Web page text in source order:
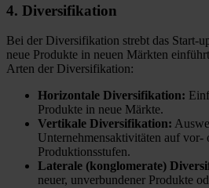
4. Diversifikation
Bei der Diversifikation strebt das Start-
neue Produkte in neuen Märkten
Arten der Diversifikation:
Horizontale Diversifikation:
Produkte in neue Märkte.
Vertikale Diversifikation:
Unternehmensaktivitäten auf vor-
Produktionsstufen.
Laterale (konglomerate)
neuer, unverbundener Produkte